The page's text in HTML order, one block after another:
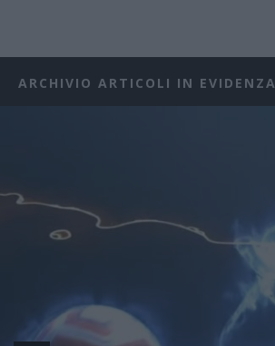
ARCHIVIO ARTICOLI IN EVIDENZA